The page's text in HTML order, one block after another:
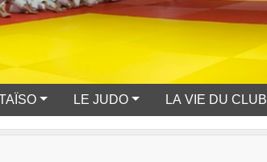
LE JUDO LA VIE DU CLUB